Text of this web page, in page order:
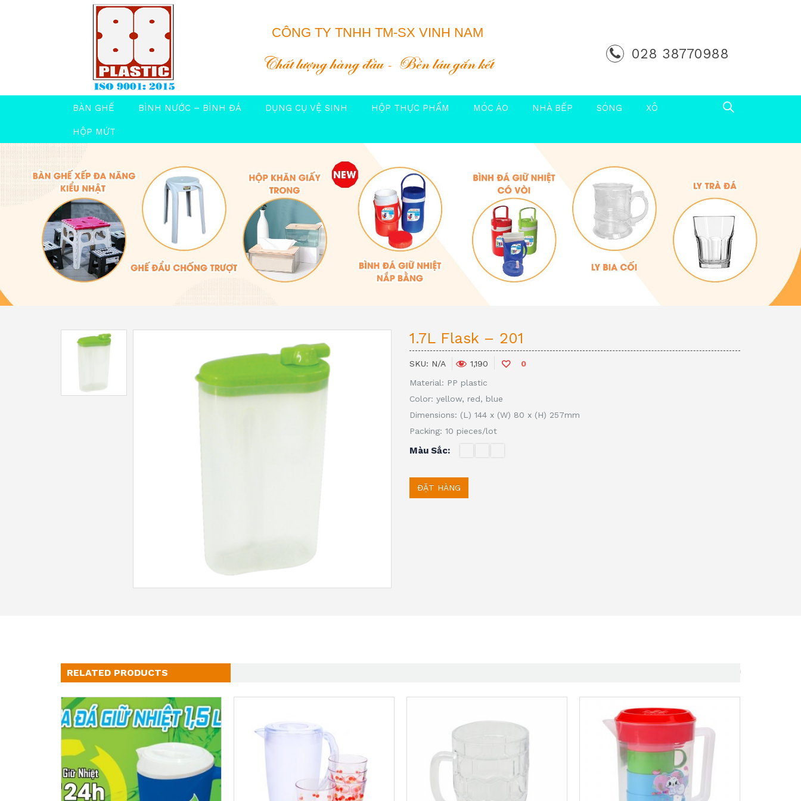
CÔNG TY TNHH TM-SX VINH NAM
Chất lượng hàng đầu Bền lâu gắn kết 028 38770988
BÀN GHẾ BÌNH NƯỚC – BÌNH ĐÁ DỤNG CỤ VỆ SINH HỘP THỰC PHẨM MÓC ÁO NHÀ BẾP SÓNG XÔ
HỘP MỨT
1.7L Flask – 201
SKU: N/A 1,190
0
Material: PP plastic
Color: yellow, red, blue
Dimensions: (L) 144 x (W) 80 x (H) 257mm
Packing: 10 pieces/lot
Màu Sắc
ĐẶT HÀNG
RELATED PRODUCTS